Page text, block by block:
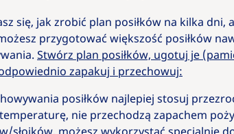
się, jak zrobić plan posiłków na kilka
przygotować większość posiłków
Stwórz plan posiłków, ugotuj je
zapakuj i przechowuj:
posiłków najlepiej stosuj
nie przechodzą zapachem